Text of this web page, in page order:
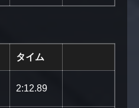
タイム
https://youtu.be/
2:12.89